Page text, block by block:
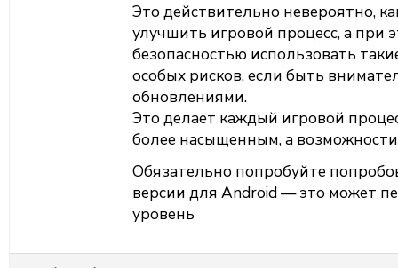
Это действительно невероятно,
улучшить игровой процесс, а при
безопасностью использовать
особых рисков, если быть
обновлениями.
Это делает каждый игровой
более насыщенным, а
Обязательно попробуйте
версии для Android — это может
уровень